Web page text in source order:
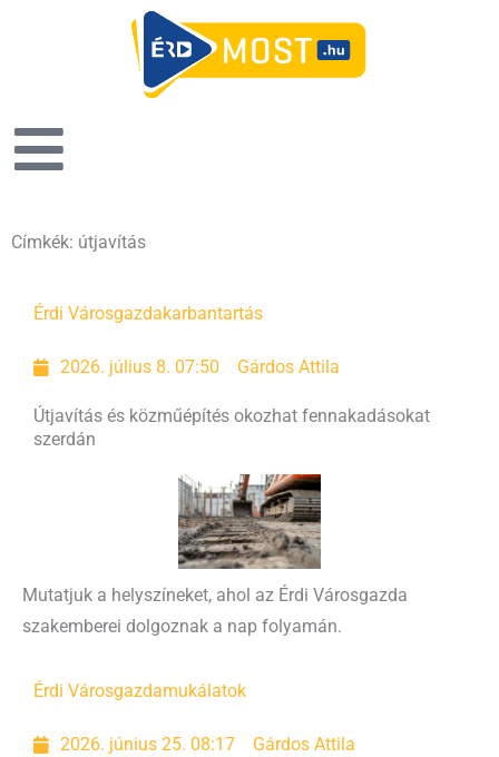
Címkék: útjavítás
Érdi Városgazdakarbantartás
2026. július 8. 07:50 Gárdos Attila
Útjavítás és közműépítés okozhat fennakadásokat
szerdán
Mutatjuk a helyszíneket, ahol az Érdi Városgazda
szakemberei dolgoznak a nap folyamán.
Érdi Városgazdamukálatok
2026. június 25. 08:17 Gárdos Attila